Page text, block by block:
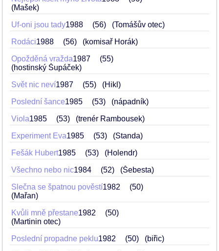
(Mašek)
Uf-oni jsou tady1988 56 (Tomášův otec)
Rodáci1988 56 (komisař Horák)
Opožděná vražda1987
55
(hostinský Šupáček)
Svět nic neví1987 55 (Hikl)
Poslední šance1985 53 (nápadník)
Viola1985 53 (trenér Rambousek)
Experiment Eva1985 53 (Standa)
Fešák Hubert1985 53 (Holendr)
Všechno nebo nic1984 52 (Šebesta)
Slečna se špatnou pověstí1982
50
(Mařan)
Kvůli mně přestane1982
50
(Martinin otec)
Poslední propadne peklu1982 50 (biřic)